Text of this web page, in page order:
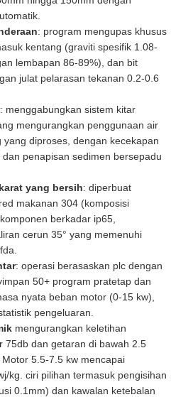
: program mengupas khusus
kentang (graviti spesifik 1.08-
lembapan 86-89%), dan bit
julat pelarasan tekanan 0.2-0.6
: menggabungkan sistem kitar
mengurangkan penggunaan air
diproses, dengan kecekapan
penapisan sedimen bersepadu
yang bersih: diperbuat
makanan 304 (komposisi
berkadar ip65,
cerun 35° yang memenuhi
: operasi berasaskan plc dengan
50+ program pratetap dan
nyata beban motor (0-15 kw),
pengeluaran.
mengurangkan keletihan
75db dan getaran di bawah 2.5
Motor 5.5-7.5 kw mencapai
kg. ciri pilihan termasuk pengisihan
0.1mm) dan kawalan ketebalan